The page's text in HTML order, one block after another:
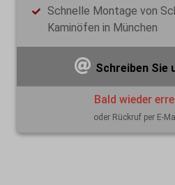
Schnelle Montage von
Kaminöfen in München
Schreiben Sie
Bald wieder
oder Rückruf per E-